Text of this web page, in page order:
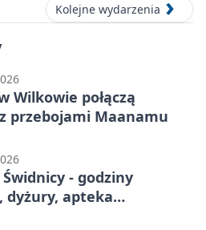
Kolejne wydarzenia
Wilkowie połączą
przebojami Maanamu
- godziny
dyżury, apteka